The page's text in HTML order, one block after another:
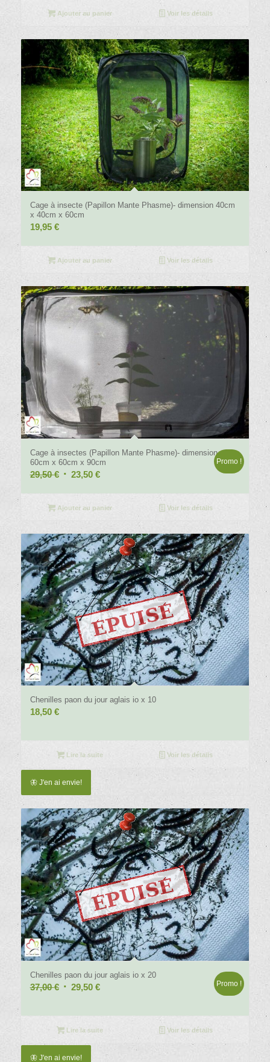
Ajouter au panier Voir les détails
Cage à insecte (Papillon Mante Phasme)- dimension 40cm
x 40cm x 60cm
19,95 €
Ajouter au panier Voir les détails
Cage à insectes (Papillon Mante Phasme)- dimension
60cm x 60cm x 90cm
29,50€ Le
29,50 €.
23,50 €Le
23,50 €.
Promo !
Ajouter au panier Voir les détails
Chenilles paon du jour aglais io x 10
18,50 €
Lire la suite Voir les détails
🦋 J'en ai envie!
Chenilles paon du jour aglais io x 20
37,00€ Le
était :
37,00 €.
29,50 €Le
actuel
est :
Promo !
Lire la suite Voir les détails
🦋 J'en ai envie!